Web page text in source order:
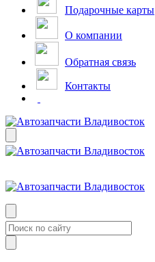
Подарочные карты
О компании
Обратная связь
Контакты